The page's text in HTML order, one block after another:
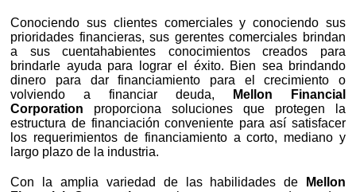
Conociendo sus clientes comerciales y conociendo sus
prioridades financieras, sus gerentes comerciales brindan
a sus cuentahabientes conocimientos creados para
brindarle ayuda para lograr el éxito. Bien sea brindando
dinero para dar financiamiento para el crecimiento o
volviendo a financiar deuda,
Mellon Financial
Corporation proporciona soluciones que protegen la
estructura de financiación conveniente para así satisfacer
los requerimientos de financiamiento a corto, mediano y
largo plazo de la industria.
Con la amplia variedad de las habilidades de
Mellon